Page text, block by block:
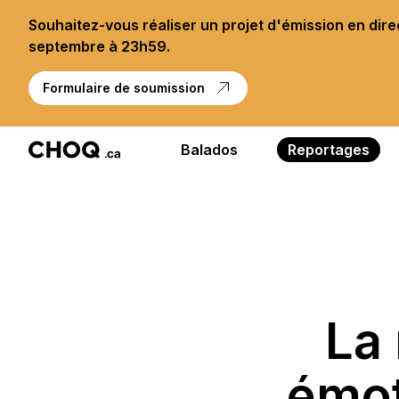
Souhaitez-vous réaliser un projet d'émission en
septembre à 23h59.
Formulaire de soumission
Balados Reportages